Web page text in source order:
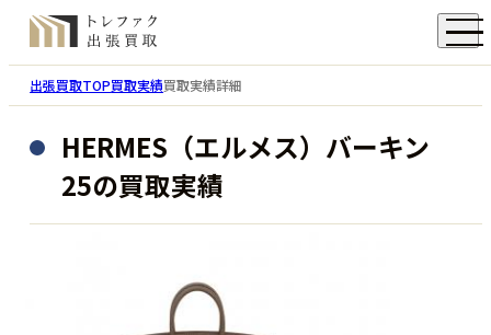
出張買取TOP買取実績買取実績詳細
HERMES（エルメス）バーキン
25の買取実績